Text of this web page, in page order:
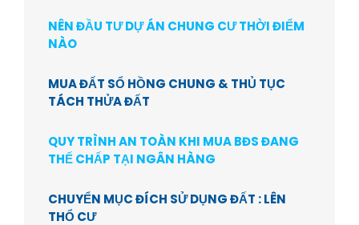
NÊN ĐẦU TƯ DỰ ÁN CHUNG CƯ THỜI ĐIỂM
NÀO
MUA ĐẤT SỔ HỒNG CHUNG & THỦ TỤC
TÁCH THỬA ĐẤT
QUY TRÌNH AN TOÀN KHI MUA BĐS ĐANG
THẾ CHẤP TẠI NGÂN HÀNG
CHUYỂN MỤC ĐÍCH SỬ DỤNG ĐẤT : LÊN
THỔ CƯ